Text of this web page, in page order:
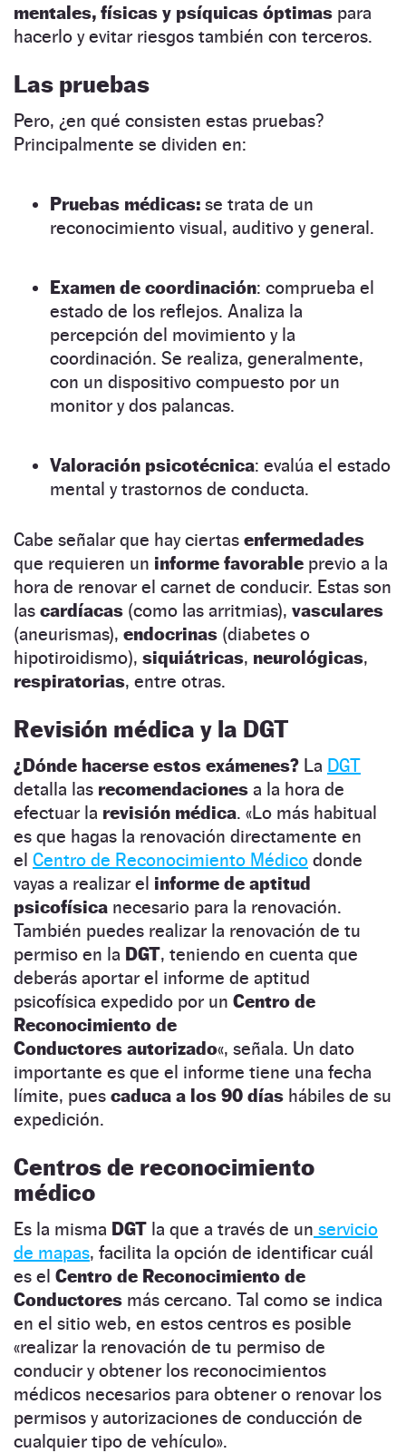
mentales, físicas y psíquicas óptimas para
hacerlo y evitar riesgos también con terceros.
Las pruebas
Pero, ¿en qué consisten estas pruebas?
Principalmente se dividen en:
Pruebas médicas: se trata de un
reconocimiento visual, auditivo y general.
Examen de coordinación: comprueba el
estado de los reflejos. Analiza la
percepción del movimiento y la
coordinación. Se realiza, generalmente,
con un dispositivo compuesto por un
monitor y dos palancas.
Valoración psicotécnica: evalúa el estado
mental y trastornos de conducta.
Cabe señalar que hay ciertas enfermedades
que requieren un informe favorable previo a la
hora de renovar el carnet de conducir. Estas son
las cardíacas (como las arritmias), vasculares
(aneurismas), endocrinas (diabetes o
hipotiroidismo), siquiátricas, neurológicas,
respiratorias, entre otras.
Revisión médica y la DGT
¿Dónde hacerse estos exámenes? La DGT
detalla las recomendaciones a la hora de
efectuar la revisión médica. «Lo más habitual
es que hagas la renovación directamente en
el Centro de Reconocimiento Médico donde
vayas a realizar el informe de aptitud
psicofísica necesario para la renovación.
También puedes realizar la renovación de tu
permiso en la DGT, teniendo en cuenta que
deberás aportar el informe de aptitud
psicofísica expedido por un Centro de
Reconocimiento de
Conductores autorizado«, señala. Un dato
importante es que el informe tiene una fecha
límite, pues caduca a los 90 días hábiles de su
expedición.
Centros de reconocimiento
médico
Es la misma DGT la que a través de un servicio
de mapas, facilita la opción de identificar cuál
es el Centro de Reconocimiento de
Conductores más cercano. Tal como se indica
en el sitio web, en estos centros es posible
«realizar la renovación de tu permiso de
conducir y obtener los reconocimientos
médicos necesarios para obtener o renovar los
permisos y autorizaciones de conducción de
cualquier tipo de vehículo».